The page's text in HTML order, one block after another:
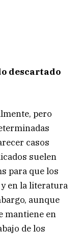
descartado
pero
casos
suelen
para que los
y en la literatura
aunque
mantiene en
de los